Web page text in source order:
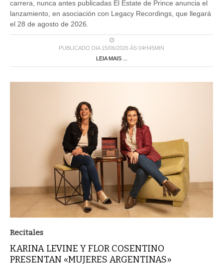
carrera, nunca antes publicadas El Estate de Prince anuncia el
lanzamiento, en asociación con Legacy Recordings, que llegará
el 28 de agosto de 2026.
PUBLICADO DIA 15/06/2026 ÀS 04H45MIN
LEIA MAIS ...
Recitales
KARINA LEVINE Y FLOR COSENTINO
PRESENTAN «MUJERES ARGENTINAS»